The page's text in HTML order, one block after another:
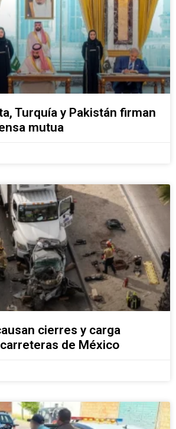
Turquía y Pakistán firman
mutua
cierres y carga
de México